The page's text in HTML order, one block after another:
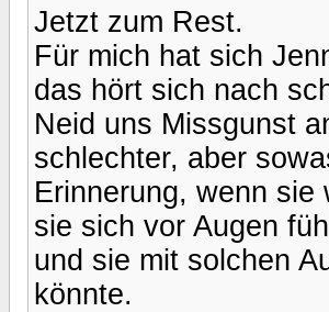
Jetzt zum Rest.
Für mich hat sich
das hört sich nach
Neid uns Missgunst
schlechter, aber
Erinnerung, wenn
sie sich vor Augen
und sie mit solchen
könnte.